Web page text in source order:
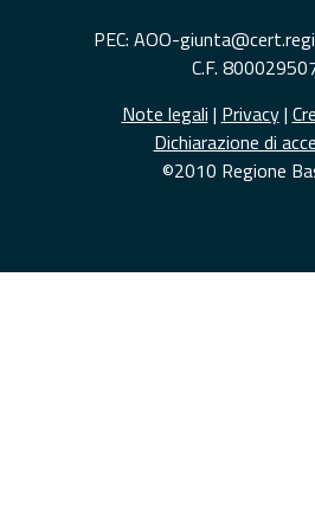
PEC: AOO-
C.F.
Note legali | Privacy|
Dichiarazione di
©2010 Regione